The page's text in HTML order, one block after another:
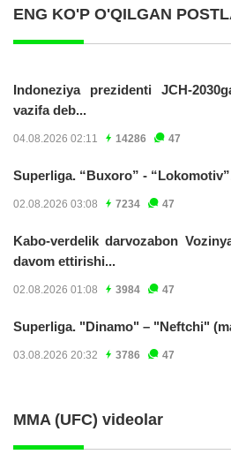
ENG KO'P O'QILGAN
Indoneziya prezidenti JCH-
vazifa deb...
04.08.2026 02:11 14286 47
Superliga. “Buxoro” -
02.08.2026 03:08 7234 47
Kabo-verdelik darvozabon
davom ettirishi...
02.08.2026 01:08 3984 47
Superliga. "Dinamo" – "Neftchi"
03.08.2026 20:32 3786 47
MMA (UFC) videolar